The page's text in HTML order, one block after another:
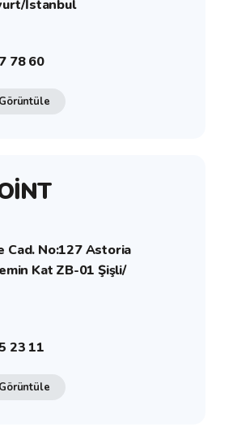
İstanbul
78 60
Cad. No:127 Astoria
Kat ZB-01 Şişli/
23 11